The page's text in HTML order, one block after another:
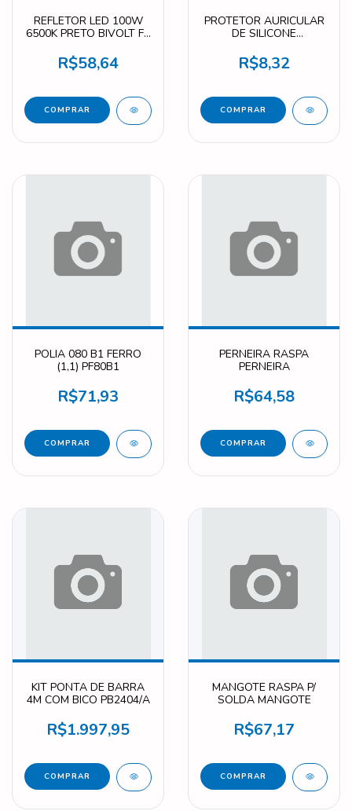
REFLETOR LED 100W
6500K PRETO BIVOLT FX
R$58,64
PROTETOR AURICULAR
DE SILICONE
R$8,32
POLIA 080 B1 FERRO
(1,1) PF80B1
R$71,93
PERNEIRA RASPA
PERNEIRA
R$64,58
KIT PONTA DE BARRA
4M COM BICO PB2404/A
R$1.997,95
MANGOTE RASPA P/
SOLDA MANGOTE
R$67,17